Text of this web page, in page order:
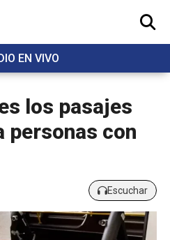
EN VIVO
BUSCAR
los pasajes
personas con
Escuchar